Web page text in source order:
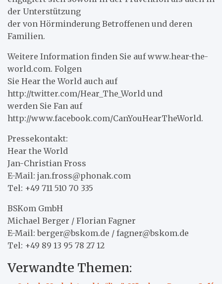
der Unterstützung
der von Hörminderung Betroffenen und deren
Familien.
Weitere Information finden Sie auf www.hear-the-
world.com. Folgen
Sie Hear the World auch auf
http://twitter.com/Hear_The_World und
werden Sie Fan auf
http://www.facebook.com/CanYouHearTheWorld.
Pressekontakt:
Hear the World
Jan-Christian Fross
E-Mail: jan.fross@phonak.com
Tel: +49 711 510 70 335
BSKom GmbH
Michael Berger / Florian Fagner
E-Mail: berger@bskom.de / fagner@bskom.de
Tel: +49 89 13 95 78 27 12
Verwandte Themen: